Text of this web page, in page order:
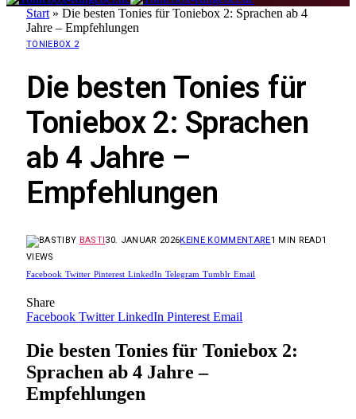
Start » Die besten Tonies für Toniebox 2: Sprachen ab 4
Jahre – Empfehlungen
TONIEBOX 2
Die besten Tonies für
Toniebox 2: Sprachen
ab 4 Jahre –
Empfehlungen
BY BASTI30. JANUAR 2026KEINE KOMMENTARE1 MIN READ1
VIEWS
Facebook Twitter Pinterest LinkedIn Telegram Tumblr Email
Share
Facebook Twitter LinkedIn Pinterest Email
Die besten Tonies für Toniebox 2:
Sprachen ab 4 Jahre –
Empfehlungen